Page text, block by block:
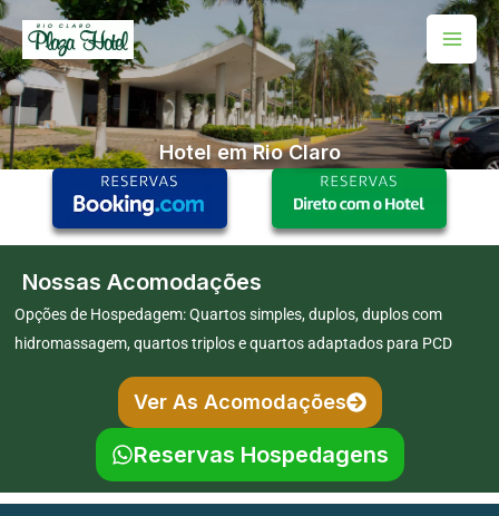
Ir
para
o
conteúdo
Hotel em Rio Claro
Nossas Acomodações
Opções de Hospedagem: Quartos simples, duplos, duplos com
hidromassagem, quartos triplos e quartos adaptados para PCD
Ver As Acomodações
Reservas Hospedagens